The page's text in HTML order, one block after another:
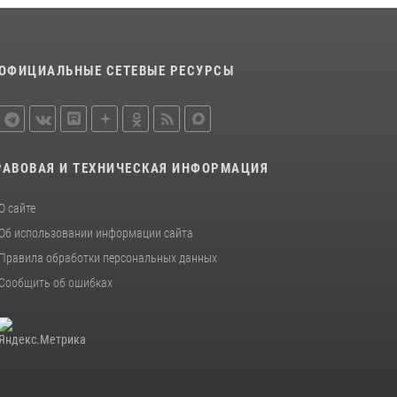
законодательстве, регулирующем оборот
подозрению в краже
15 июля 2026, 14:49
СЕТЕВЫЕ РЕСУРСЫ
И ТЕХНИЧЕСКАЯ ИНФОРМАЦИЯ
О сайте
Об использовании информации сайта
Правила обработки персональных данных
Сообщить об ошибках